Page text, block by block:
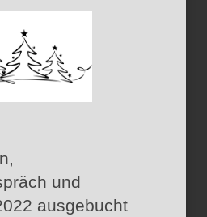
und
ausgebucht